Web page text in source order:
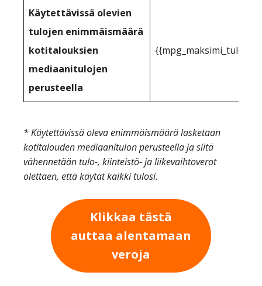
Käytettävissä olevien
tulojen enimmäismäärä
kotitalouksien
mediaanitulojen
perusteella
* Käytettävissä oleva enimmäismäärä lasketaan
kotitalouden mediaanitulon perusteella ja siitä
vähennetään tulo-, kiinteistö- ja liikevaihtoverot
olettaen, että käytät kaikki tulosi.
Klikkaa tästä
auttaa alentamaan
veroja